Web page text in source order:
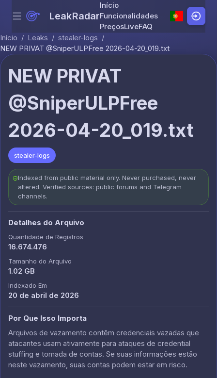
Skip to content
Menu LeakRadar
Início
Funcionalidades
PreçosLiveFAQ
Início / Leaks / stealer-logs /
NEW PRIVAT @SniperULPFree 2026-04-20_019.txt
NEW PRIVAT
@SniperULPFree
2026-04-20_019.txt
stealer-logs
Indexed from public material only. Never purchased, never
altered. Verified sources: public forums and Telegram
channels.
Detalhes do Arquivo
Quantidade de Registros
16.674.476
Tamanho do Arquivo
1.02 GB
Indexado Em
20 de abril de 2026
Por Que Isso Importa
Arquivos de vazamento contêm credenciais vazadas que
atacantes usam ativamente para ataques de credential
stuffing e tomada de contas. Se suas informações estão
neste vazamento, suas contas podem estar em risco.